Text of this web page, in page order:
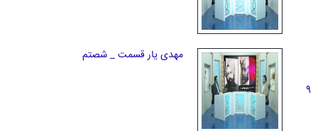
9
مهدی یار قسمت _ شصتم